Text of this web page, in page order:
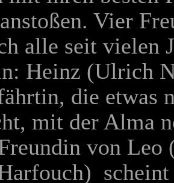
Vier
alle seit vielen
Heinz (Ulrich
die etwas
mit der Alma
von